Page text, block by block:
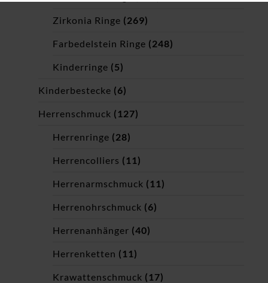
Zirkonia Ringe (269)
Farbedelstein Ringe (248)
Kinderringe (5)
Kinderbestecke (6)
Herrenschmuck (127)
Herrenringe (28)
Herrencolliers (11)
Herrenarmschmuck (11)
Herrenohrschmuck (6)
Herrenanhänger (40)
Herrenketten (11)
Krawattenschmuck (17)